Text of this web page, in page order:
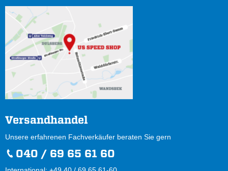
Versandhandel
Unsere erfahrenen Fachverkäufer beraten Sie gern
040 / 69 65 61 60